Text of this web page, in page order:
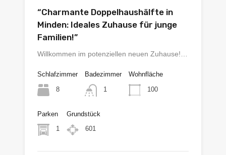
“Charmante Doppelhaushälfte in
Minden: Ideales Zuhause für junge
Familien!”
Willkommen im potenziellen neuen Zuhause!…
Schlafzimmer
8
Badezimmer
1
Wohnfläche
100
Parken
1
Grundstück
601